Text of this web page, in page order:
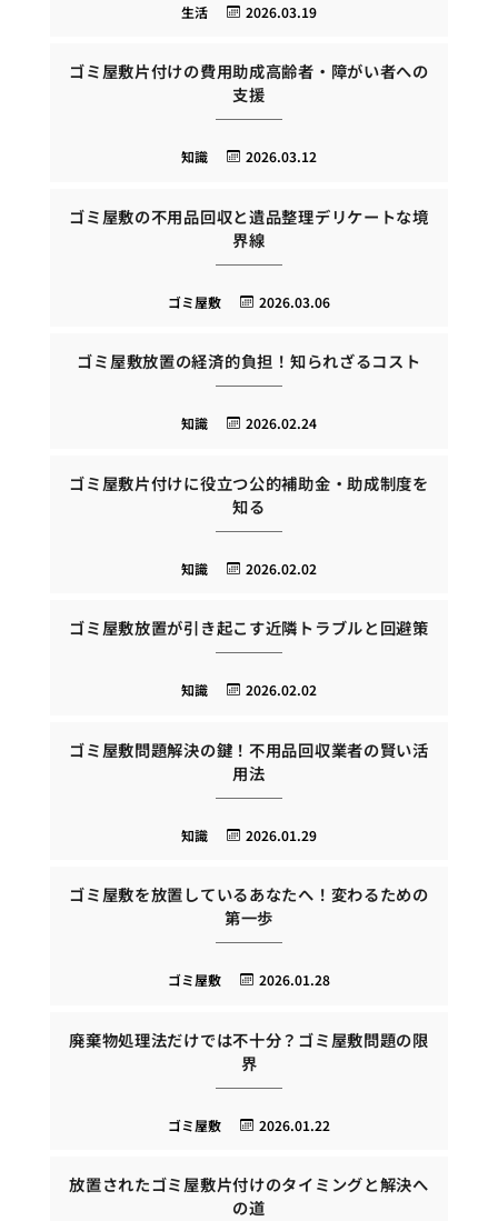
2026.03.19
生活
ゴミ屋敷片付けの費用助成高齢者・障がい者への
支援
2026.03.12
知識
ゴミ屋敷の不用品回収と遺品整理デリケートな境
界線
2026.03.06
ゴミ屋敷
ゴミ屋敷放置の経済的負担！知られざるコスト
2026.02.24
知識
ゴミ屋敷片付けに役立つ公的補助金・助成制度を
知る
2026.02.02
知識
ゴミ屋敷放置が引き起こす近隣トラブルと回避策
2026.02.02
知識
ゴミ屋敷問題解決の鍵！不用品回収業者の賢い活
用法
2026.01.29
知識
ゴミ屋敷を放置しているあなたへ！変わるための
第一歩
2026.01.28
ゴミ屋敷
廃棄物処理法だけでは不十分？ゴミ屋敷問題の限
界
2026.01.22
ゴミ屋敷
放置されたゴミ屋敷片付けのタイミングと解決へ
の道